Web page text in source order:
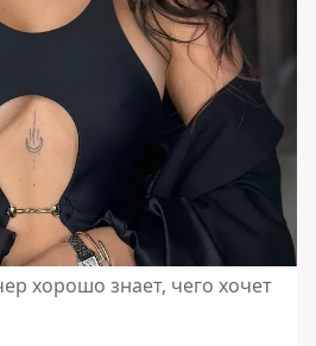
хорошо знает, чего хочет